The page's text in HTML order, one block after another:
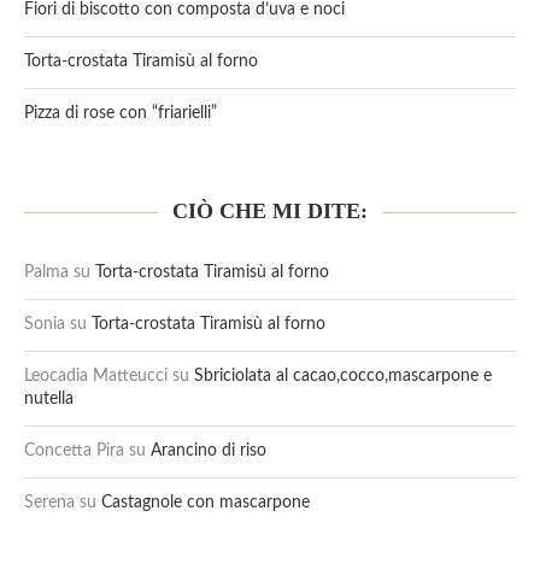
Fiori di biscotto con composta d’uva e noci
Torta-crostata Tiramisù al forno
Pizza di rose con “friarielli”
CIÒ CHE MI DITE:
Palma su Torta-crostata Tiramisù al forno
Sonia su Torta-crostata Tiramisù al forno
Leocadia Matteucci su Sbriciolata al cacao,cocco,mascarpone e
nutella
Concetta Pira su Arancino di riso
Serena su Castagnole con mascarpone